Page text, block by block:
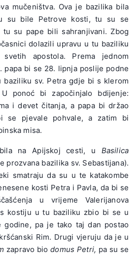
mučeništva. Ova je bazilika bila
su bile Petrove kosti, tu su se
tu su pape bili sahranjivani. Zbog
dolazili upravu u tu baziliku
apostola. Prema jednom
papa bi se 28. lipnja poslije podne
baziliku sv. Petra gdje bi s klerom
U ponoć bi započinjalo bdijenje:
i devet čitanja, a papa bi držao
se pjevale pohvale, a zatim bi
misa.
na Apijskoj cesti, u Basilica
prozvana bazilika sv. Sebastijana).
smatraju da su u te katakombe
kosti Petra i Pavla, da bi se
u vrijeme Valerijanova
kostiju u tu baziliku zbio bi se u
godine, pa je tako taj dan postao
Rim. Drugi vjeruju da je u
zapravo biodomus Petri, pa su se